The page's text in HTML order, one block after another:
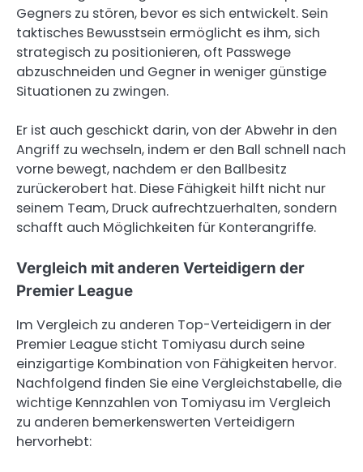
Gegners zu stören, bevor es sich entwickelt. Sein
taktisches Bewusstsein ermöglicht es ihm, sich
strategisch zu positionieren, oft Passwege
abzuschneiden und Gegner in weniger günstige
Situationen zu zwingen.
Er ist auch geschickt darin, von der Abwehr in den
Angriff zu wechseln, indem er den Ball schnell nach
vorne bewegt, nachdem er den Ballbesitz
zurückerobert hat. Diese Fähigkeit hilft nicht nur
seinem Team, Druck aufrechtzuerhalten, sondern
schafft auch Möglichkeiten für Konterangriffe.
Vergleich mit anderen Verteidigern der
Premier League
Im Vergleich zu anderen Top-Verteidigern in der
Premier League sticht Tomiyasu durch seine
einzigartige Kombination von Fähigkeiten hervor.
Nachfolgend finden Sie eine Vergleichstabelle, die
wichtige Kennzahlen von Tomiyasu im Vergleich
zu anderen bemerkenswerten Verteidigern
hervorhebt: